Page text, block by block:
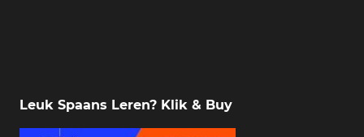
Leuk Spaans Leren? Klik & Buy